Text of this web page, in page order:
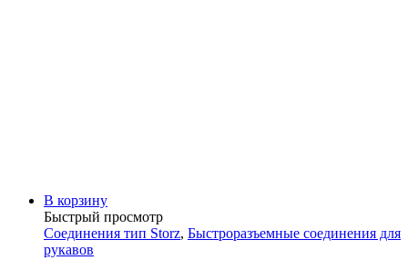
В корзину
Быстрый просмотр
Соединения тип Storz, Быстроразъемные соединения для
рукавов